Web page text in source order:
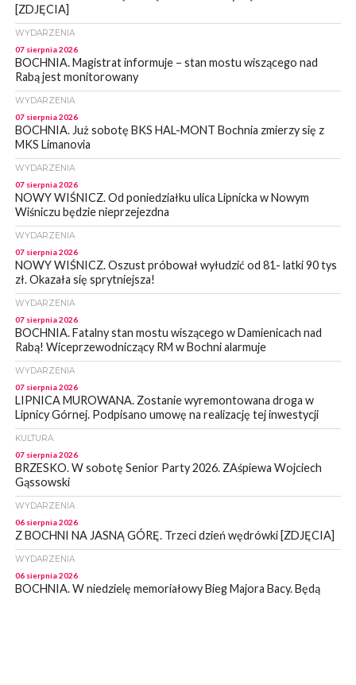
[ZDJĘCIA]
WYDARZENIA
07 sierpnia 2026
BOCHNIA. Magistrat informuje – stan mostu wiszącego nad
Rabą jest monitorowany
WYDARZENIA
07 sierpnia 2026
BOCHNIA. Już sobotę BKS HAL-MONT Bochnia zmierzy się z
MKS Limanovia
WYDARZENIA
07 sierpnia 2026
NOWY WIŚNICZ. Od poniedziałku ulica Lipnicka w Nowym
Wiśniczu będzie nieprzejezdna
WYDARZENIA
07 sierpnia 2026
NOWY WIŚNICZ. Oszust próbował wyłudzić od 81- latki 90 tys
zł. Okazała się sprytniejsza!
WYDARZENIA
07 sierpnia 2026
BOCHNIA. Fatalny stan mostu wiszącego w Damienicach nad
Rabą! Wiceprzewodniczący RM w Bochni alarmuje
WYDARZENIA
07 sierpnia 2026
LIPNICA MUROWANA. Zostanie wyremontowana droga w
Lipnicy Górnej. Podpisano umowę na realizację tej inwestycji
KULTURA
07 sierpnia 2026
BRZESKO. W sobotę Senior Party 2026. ZAśpiewa Wojciech
Gąssowski
WYDARZENIA
06 sierpnia 2026
Z BOCHNI NA JASNĄ GÓRĘ. Trzeci dzień wędrówki [ZDJĘCIA]
WYDARZENIA
06 sierpnia 2026
BOCHNIA. W niedzielę memoriałowy Bieg Majora Bacy. Będą